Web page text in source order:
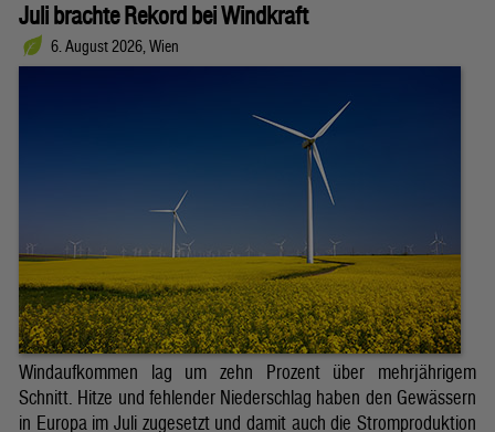
Juli brachte Rekord bei Windkraft
6. August 2026, Wien
Windaufkommen lag um zehn Prozent über mehrjährigem
Schnitt. Hitze und fehlender Niederschlag haben den Gewässern
in Europa im Juli zugesetzt und damit auch die Stromproduktion